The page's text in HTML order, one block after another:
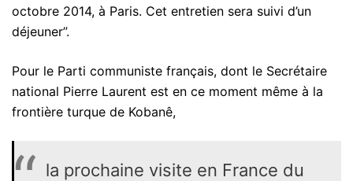
octobre 2014, à Paris. Cet entretien sera suivi d’un
déjeuner”.
Pour le Parti communiste français, dont le Secrétaire
national Pierre Laurent est en ce moment même à la
frontière turque de Kobanê,
la prochaine visite en France du